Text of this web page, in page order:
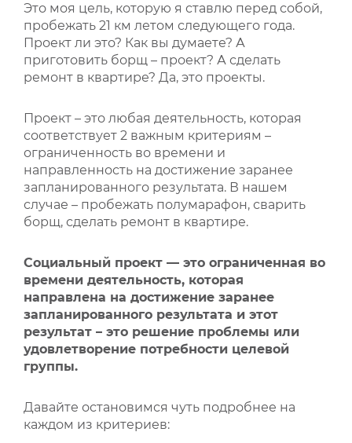
Это моя цель, которую я ставлю перед собой,
пробежать 21 км летом следующего года.
Проект ли это? Как вы думаете? А
приготовить борщ – проект? А сделать
ремонт в квартире? Да, это проекты.
Проект – это любая деятельность, которая
соответствует 2 важным критериям –
ограниченность во времени и
направленность на достижение заранее
запланированного результата. В нашем
случае – пробежать полумарафон, сварить
борщ, сделать ремонт в квартире.
Социальный проект — это ограниченная во
времени деятельность, которая
направлена на достижение заранее
запланированного результата и этот
результат – это решение проблемы или
удовлетворение потребности целевой
группы.
Давайте остановимся чуть подробнее на
каждом из критериев: